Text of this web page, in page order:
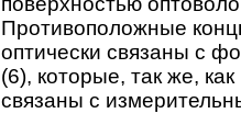
Противоположные
оптически связаны с
(6), которые, так же,
связаны с